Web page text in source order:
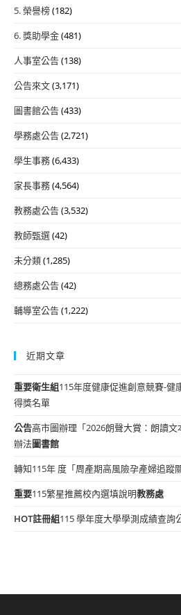
5. 榮譽榜(182)
6. 獎助學金(481)
人事室公告(138)
公告來文(3,171)
圖書館公告(433)
學務處公告(2,721)
學生事務(6,433)
家長事務(4,564)
教務處公告(3,532)
教師甄選(42)
未分類(1,285)
總務處公告(42)
輔導室公告(1,222)
近期文章
重要衛生組115年度健康促進創意競賽-健
得獎名單
公告高市圖辦理「2026朗聲大賞：朗讀
辦法圖書館
轉知115年 度「周產期高風險孕產婦追蹤
重要115繁星推薦校內選填說明教務處
HOT註冊組115 學年度大學學測成績查詢